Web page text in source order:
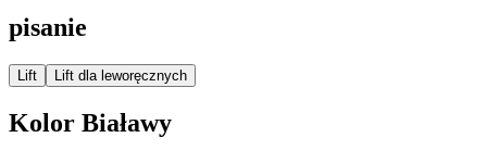
pisanie
Lift Lift dla leworęcznych
Kolor Białawy